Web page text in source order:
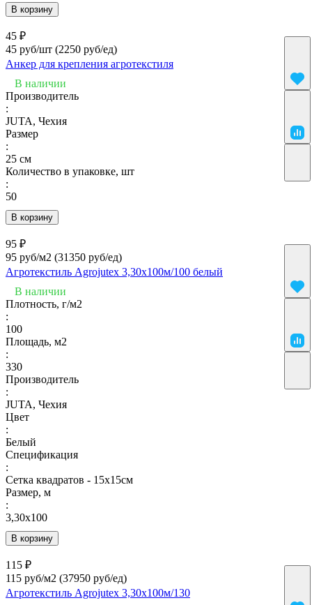
В корзину
45 ₽
45 руб/шт (2250 руб/eд)
Анкер для крепления агротекстиля
В наличии
В корзину
Производитель
:
JUTA, Чехия
Размер
:
25 см
Количество в упаковке, шт
:
50
95 ₽
95 руб/м2 (31350 руб/eд)
Агротекстиль Agrojutex 3,30х100м/100 белый
В наличии
В корзину
Плотность, г/м2
:
100
Площадь, м2
:
330
Производитель
:
JUTA, Чехия
Цвет
:
Белый
Спецификация
:
Сетка квадратов - 15х15см
Размер, м
:
3,30х100
115 ₽
115 руб/м2 (37950 руб/eд)
Агротекстиль Agrojutex 3,30х100м/130